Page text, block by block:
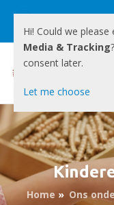
033-4617134
Home » Ons
Hi! Could we
Media & Tracking
consent later.
Let me choose